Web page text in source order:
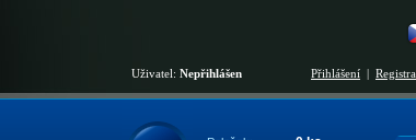
Uživatel: Nepřihlášen Přihlášení |